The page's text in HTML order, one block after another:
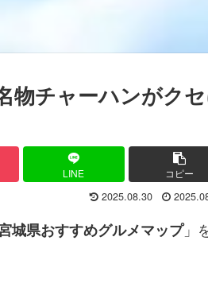
物チャーハンがク
LINE コピー
2025.08.30
城県おすすめグルメマップ」